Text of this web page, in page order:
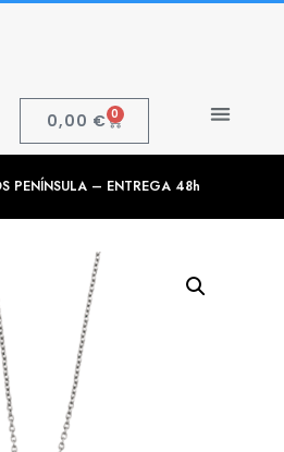
0,00 € 0
PENÍNSULA – ENTREGA 48h